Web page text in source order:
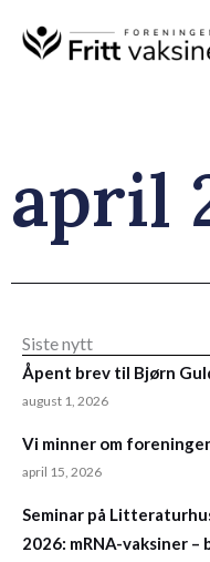
rett
april
Siste nytt
Åpent brev til Bjørn
august 1, 2026
Vi minner om
april 15, 2026
Seminar på
2026: mRNA-vaksiner –